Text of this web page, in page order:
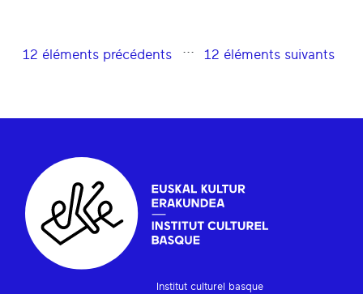
12 éléments précédents 12 éléments suivants
Institut culturel basque